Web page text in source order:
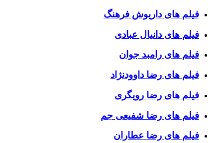
فیلم های داریوش فرهنگ
فیلم های دانیال عبادی
فیلم های رامبد جوان
فیلم های رضا داوودنژاد
فیلم های رضا رویگری
فیلم های رضا شفیعی جم
فیلم های رضا عطاران